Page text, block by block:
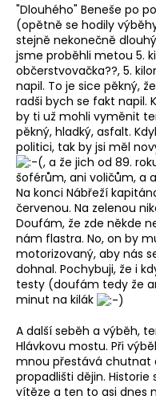
"Dlouhého" Beneše po
(opětně se hodily
stejně nekonečně
jsme proběhli metou 5.
občerstvovačka??, 5.
napil. To je sice pěkný,
radši bych se fakt napil.
by ti už mohli vyměnit
pěkný, hladký, asfalt.
politici, tak by jsi měl
, a že jich od 89.
šoférům, ani voličům, a
Na konci Nábřeží
červenou. Na zelenou
Doufám, že zde někde
nám flastra. No, on by
motorizovaný, aby nás
dohnal. Pochybuji, že i
testy (doufám tedy že
minut na kilák
A další seběh a výběh,
Hlávkovu mostu. Při
mnou přestává chutnat
propadlišti dějin.
vítěze a ten to asi dnes